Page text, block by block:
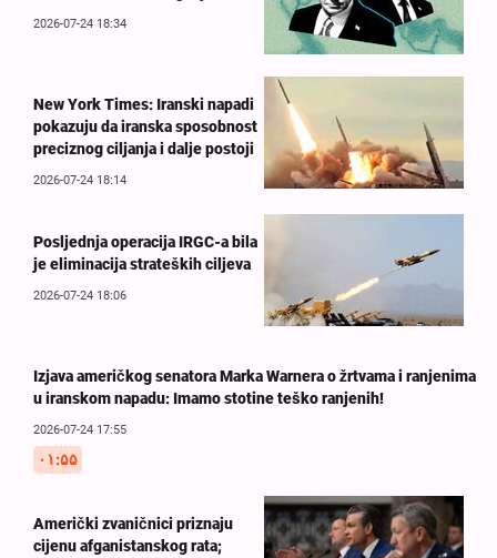
2026-07-24 18:34
New York Times: Iranski napadi
pokazuju da iranska sposobnost
preciznog ciljanja i dalje postoji
2026-07-24 18:14
Posljednja operacija IRGC-a bila
je eliminacija strateških ciljeva
2026-07-24 18:06
Izjava američkog senatora Marka Warnera o žrtvama i ranjenima
u iranskom napadu: Imamo stotine teško ranjenih!
2026-07-24 17:55
۰۱:۵۵
Američki zvaničnici priznaju
cijenu afganistanskog rata;